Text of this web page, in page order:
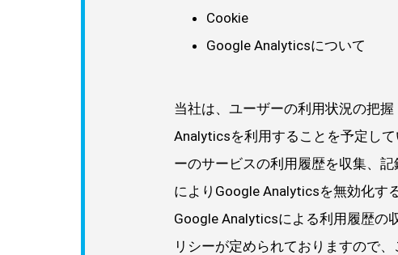
Cookie
Google Analyticsについて
当社は、ユーザーの利用状況の把
Analyticsを利用することを予定し
ーのサービスの利用履歴を収集、
によりGoogle Analyticsを無効化す
Google Analyticsによる利用履歴の
リシーが定められておりますので、